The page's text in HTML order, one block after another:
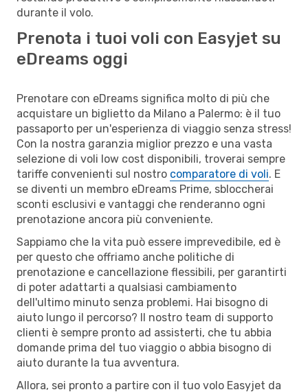
durante il volo.
Prenota i tuoi voli con Easyjet su
eDreams oggi
Prenotare con eDreams significa molto di più che
acquistare un biglietto da Milano a Palermo: è il tuo
passaporto per un'esperienza di viaggio senza stress!
Con la nostra garanzia miglior prezzo e una vasta
selezione di voli low cost disponibili, troverai sempre
tariffe convenienti sul nostro comparatore di voli. E
se diventi un membro eDreams Prime, sbloccherai
sconti esclusivi e vantaggi che renderanno ogni
prenotazione ancora più conveniente.
Sappiamo che la vita può essere imprevedibile, ed è
per questo che offriamo anche politiche di
prenotazione e cancellazione flessibili, per garantirti
di poter adattarti a qualsiasi cambiamento
dell'ultimo minuto senza problemi. Hai bisogno di
aiuto lungo il percorso? Il nostro team di supporto
clienti è sempre pronto ad assisterti, che tu abbia
domande prima del tuo viaggio o abbia bisogno di
aiuto durante la tua avventura.
Allora, sei pronto a partire con il tuo volo Easyjet da